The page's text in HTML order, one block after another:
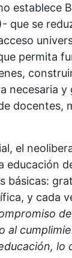
establece
que se
permita
necesaria y
docentes,
el
educación
básicas:
y cada
al
lo